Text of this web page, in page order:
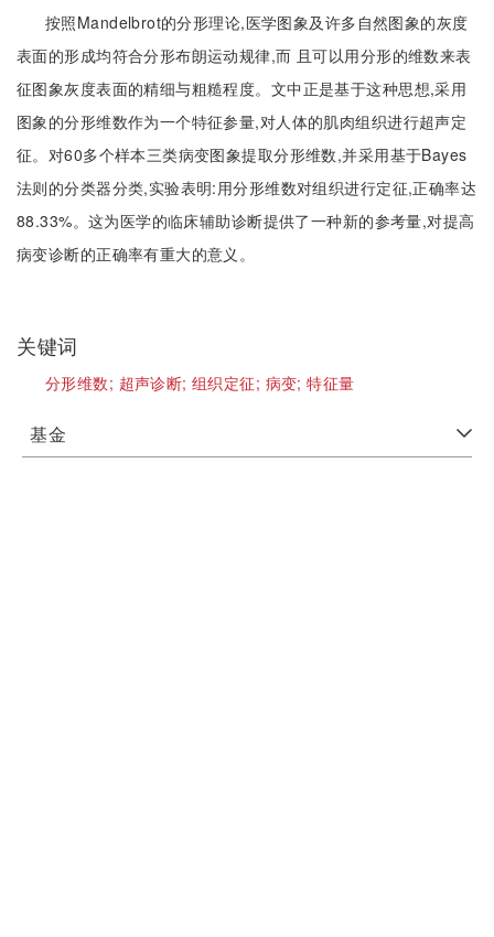
按照Mandelbrot的分形理论,医学图象及许多自然图象的灰度
表面的形成均符合分形布朗运动规律,而 且可以用分形的维数来表
征图象灰度表面的精细与粗糙程度。文中正是基于这种思想,采用
图象的分形维数作为一个特征参量,对人体的肌肉组织进行超声定
征。对60多个样本三类病变图象提取分形维数,并采用基于Bayes
法则的分类器分类,实验表明:用分形维数对组织进行定征,正确率达
88.33%。这为医学的临床辅助诊断提供了一种新的参考量,对提高
病变诊断的正确率有重大的意义。
关键词
分形维数; 超声诊断;组织定征; 病变;特征量
基金